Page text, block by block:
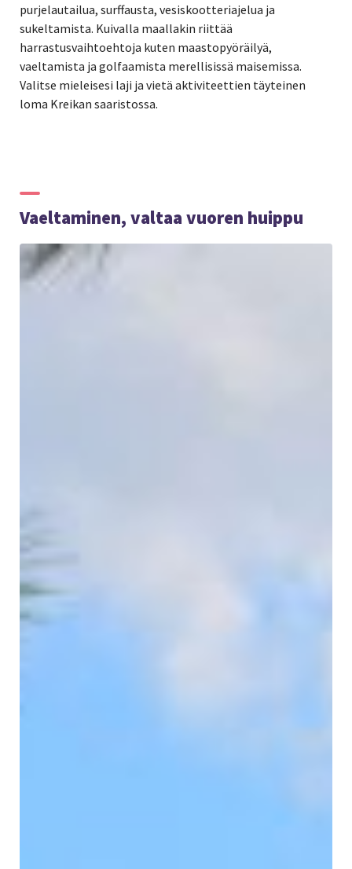
purjelautailua, surffausta, vesiskootteriajelua ja
sukeltamista. Kuivalla maallakin riittää
harrastusvaihtoehtoja kuten maastopyöräilyä,
vaeltamista ja golfaamista merellisissä maisemissa.
Valitse mieleisesi laji ja vietä aktiviteettien täyteinen
loma Kreikan saaristossa.
Vaeltaminen, valtaa vuoren huippu